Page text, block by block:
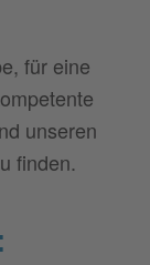
für eine
unseren
finden.